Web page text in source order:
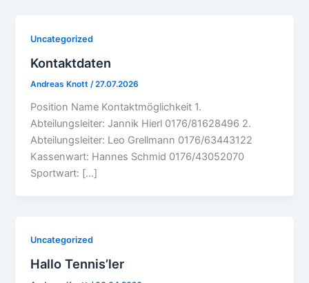
Uncategorized
Kontaktdaten
Andreas Knott /27.07.2026
Position Name Kontaktmöglichkeit 1.
Abteilungsleiter: Jannik Hierl 0176/81628496 2.
Abteilungsleiter: Leo Grellmann 0176/63443122
Kassenwart: Hannes Schmid 0176/43052070
Sportwart: […]
Uncategorized
Hallo Tennis’ler